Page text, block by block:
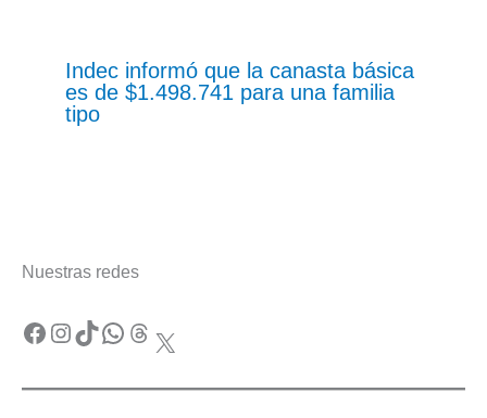
Indec informó que la canasta básica
es de $1.498.741 para una familia
tipo
Nuestras redes
Facebook Instagram TikTok WhatsApp Threads X